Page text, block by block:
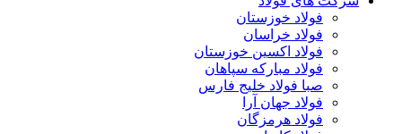
فولاد خوزستان
فولاد خراسان
فولاد اکسین خوزستان
فولاد مبارکه سپاهان
صبا فولاد خلیج فارس
فولاد جهان آرا
فولاد هرمزگان